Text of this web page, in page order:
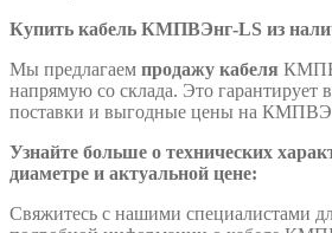
Купить кабель КМПВЭнг-LS из
Мы предлагаем продажу кабеля
напрямую со склада. Это гарантирует
поставки и выгодные цены на
Узнайте больше о технических
диаметре и актуальной цене:
Свяжитесь с нашими специалистами